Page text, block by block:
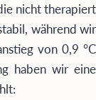
nicht therapiert
während wir
von 0,9 °C
haben wir eine